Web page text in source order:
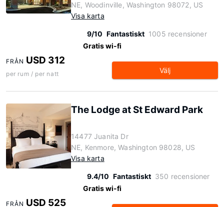
NE, Woodinville, Washington 98072, US
Visa karta
9/10 Fantastiskt 1005 recensioner
Gratis wi-fi
FRÅN USD 312
per rum / per natt Välj
The Lodge at St Edward Park
14477 Juanita Dr
NE, Kenmore, Washington 98028, US
Visa karta
9.4/10 Fantastiskt 350 recensioner
Gratis wi-fi
FRÅN USD 525